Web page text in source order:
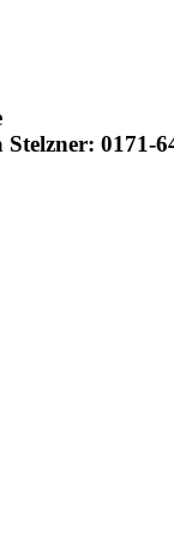
0171-